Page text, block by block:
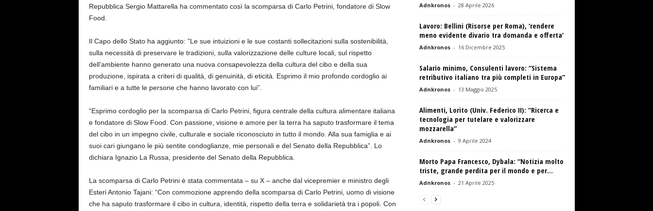
Repubblica Sergio Mattarella ha commentato così la scomparsa di Carlo Petrini, fondatore di Slow
Food.
Il Capo dello Stato ha aggiunto: ”Le sue intuizioni e le sue costanti sollecitazioni sulla sostenibilità,
sulla necessità di preservare le tradizioni, sulla valorizzazione delle culture locali, sul rispetto
dell’ambiente hanno generato una nuova consapevolezza della cultura del cibo e della sua
produzione, ispirata a criteri di qualità, di genuinità, di eticità. Esprimo il mio profondo cordoglio ai
familiari e a tutte le persone che hanno lavorato con lui”.
“Esprimo cordoglio per la scomparsa di Carlo Petrini, figura centrale della cultura alimentare italiana
e fondatore di Slow Food. Con passione, visione e amore per la terra ha saputo trasformare il tema
del cibo in un impegno civile, culturale e sociale riconosciuto in tutto il mondo. Alla sua famiglia e ai
suoi cari giungano le più sentite condoglianze, mie personali e del Senato della Repubblica”. Lo
dichiara Ignazio La Russa, presidente del Senato della Repubblica.
La scomparsa di Carlo Petrini è stata commentata – su X – anche dal vicepremier e ministro degli
Esteri Antonio Tajani: “Con commozione apprendo della scomparsa di Carlo Petrini, uomo di visione
che ha saputo trasformare il cibo in cultura, identità, rispetto della terra e solidarietà tra i popoli. Con
Adnkronos - 28 Aprile 2026
Lavoro: Bellini (Risorse per Roma), ‘rendere
meno evidente divario tra domanda e offerta’
Adnkronos - 16 Dicembre 2025
Salario minimo, Consulenti lavoro: “Sistema
retributivo italiano tra più completi in Europa”
Adnkronos - 13 Maggio 2025
Alimenti, Lorito (Univ. Federico II): “Ricerca e
tecnologia per tutelare e valorizzare
mozzarella”
Adnkronos - 9 Aprile 2024
Morto Papa Francesco, Dybala: “Notizia molto
triste, grande perdita per il mondo e per...
Adnkronos - 21 Aprile 2025